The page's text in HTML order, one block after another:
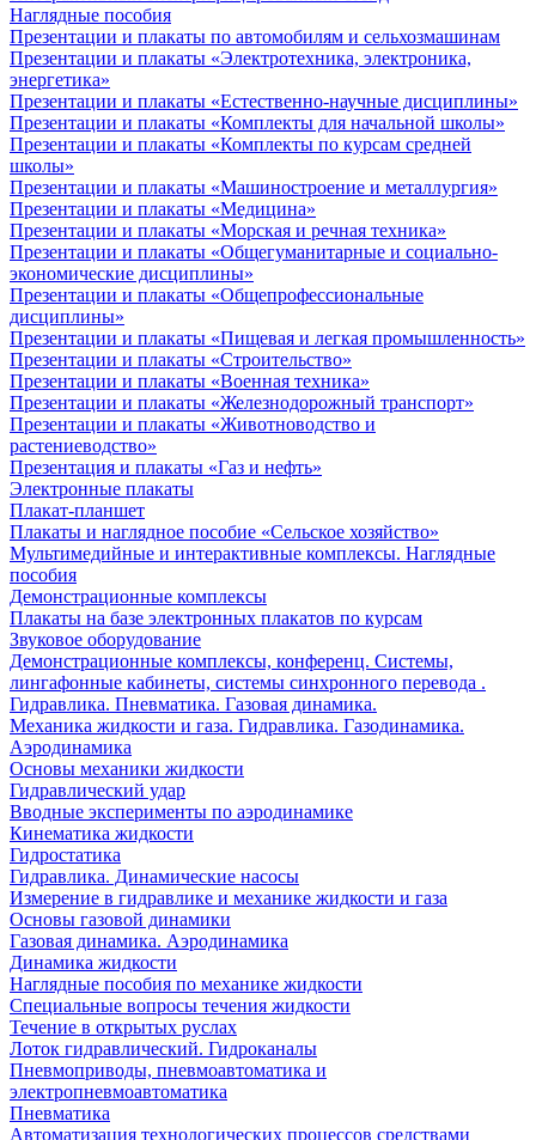
Наглядные пособия
Презентации и плакаты по автомобилям и сельхозмашинам
Презентации и плакаты «Электротехника, электроника,
энергетика»
Презентации и плакаты «Естественно-научные дисциплины»
Презентации и плакаты «Комплекты для начальной школы»
Презентации и плакаты «Комплекты по курсам средней
школы»
Презентации и плакаты «Машиностроение и металлургия»
Презентации и плакаты «Медицина»
Презентации и плакаты «Морская и речная техника»
Презентации и плакаты «Общегуманитарные и социально-
экономические дисциплины»
Презентации и плакаты «Общепрофессиональные
дисциплины»
Презентации и плакаты «Пищевая и легкая промышленность»
Презентации и плакаты «Строительство»
Презентации и плакаты «Военная техника»
Презентации и плакаты «Железнодорожный транспорт»
Презентации и плакаты «Животноводство и
растениеводство»
Презентация и плакаты «Газ и нефть»
Электронные плакаты
Плакат-планшет
Плакаты и наглядное пособие «Сельское хозяйство»
Мультимедийные и интерактивные комплексы. Наглядные
пособия
Демонстрационные комплексы
Плакаты на базе электронных плакатов по курсам
Звуковое оборудование
Демонстрационные комплексы, конференц. Системы,
лингафонные кабинеты, системы синхронного перевода .
Гидравлика. Пневматика. Газовая динамика.
Механика жидкости и газа. Гидравлика. Газодинамика.
Аэродинамика
Основы механики жидкости
Гидравлический удар
Вводные эксперименты по аэродинамике
Кинематика жидкости
Гидростатика
Гидравлика. Динамические насосы
Измерение в гидравлике и механике жидкости и газа
Основы газовой динамики
Газовая динамика. Аэродинамика
Динамика жидкости
Наглядные пособия по механике жидкости
Специальные вопросы течения жидкости
Течение в открытых руслах
Лоток гидравлический. Гидроканалы
Пневмоприводы, пневмоавтоматика и
электропневмоавтоматика
Пневматика
Автоматизация технологических процессов средствами